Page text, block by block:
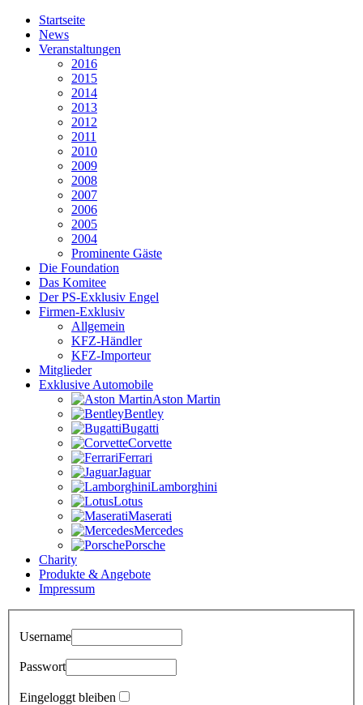
Startseite
News
Veranstaltungen
2016
2015
2014
2013
2012
2011
2010
2009
2008
2007
2006
2005
2004
Prominente Gäste
Die Foundation
Das Komitee
Der PS-Exklusiv Engel
Firmen-Exklusiv
Allgemein
KFZ-Händler
KFZ-Importeur
Mitglieder
Exklusive Automobile
Aston Martin
Bentley
Bugatti
Corvette
Ferrari
Jaguar
Lamborghini
Lotus
Maserati
Mercedes
Porsche
Charity
Produkte & Angebote
Impressum
Username
Passwort
Eingeloggt bleiben